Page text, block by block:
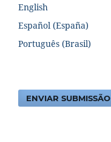
English
Español (España)
Português (Brasil)
ENVIAR SUBMISSÃO